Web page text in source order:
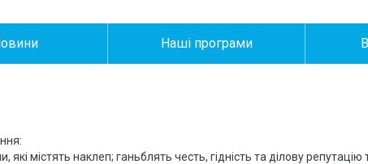
Наші програми
містять наклеп; ганьблять честь, гідність та ділову репутацію